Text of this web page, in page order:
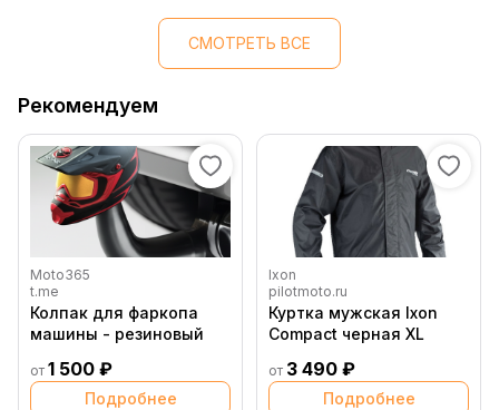
СМОТРЕТЬ ВСЕ
Рекомендуем
Moto365
t.me
Колпак для фаркопа
машины - резиновый
от 1 500 ₽
Подробнее
Ixon
pilotmoto.ru
Куртка мужская Ixon
Compact черная XL
от 3 490 ₽
Подробнее